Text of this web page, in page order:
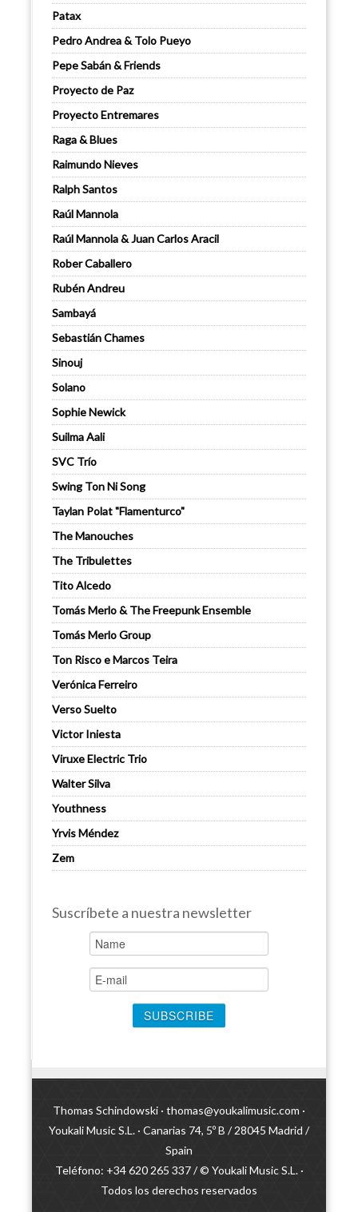
Patax
Pedro Andrea & Tolo Pueyo
Pepe Sabán & Friends
Proyecto de Paz
Proyecto Entremares
Raga & Blues
Raimundo Nieves
Ralph Santos
Raúl Mannola
Raúl Mannola & Juan Carlos Aracil
Rober Caballero
Rubén Andreu
Sambayá
Sebastián Chames
Sinouj
Solano
Sophie Newick
Suilma Aali
SVC Trío
Swing Ton Ni Song
Taylan Polat "Flamenturco"
The Manouches
The Tribulettes
Tito Alcedo
Tomás Merlo & The Freepunk Ensemble
Tomás Merlo Group
Ton Risco e Marcos Teira
Verónica Ferreiro
Verso Suelto
Victor Iniesta
Viruxe Electric Trio
Walter Silva
Youthness
Yrvis Méndez
Zem
Suscríbete a nuestra newsletter
Thomas Schindowski · thomas@youkalimusic.com ·
Youkali Music S.L. · Canarias 74, 5º B / 28045 Madrid /
Spain
Teléfono: +34 620 265 337 / © Youkali Music S.L. ·
Todos los derechos reservados